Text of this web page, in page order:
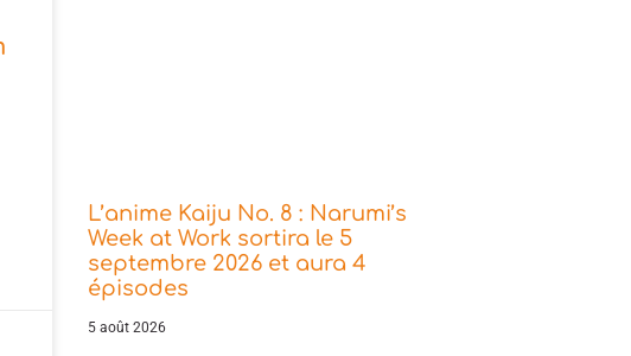
L’anime Kaiju No. 8 : Narumi’s
Week at Work sortira le 5
septembre 2026 et aura 4
épisodes
5 août 2026